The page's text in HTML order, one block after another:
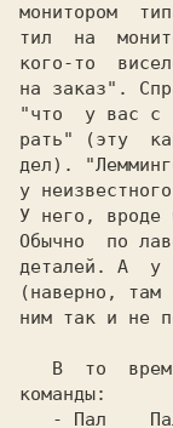
монитором
тил  на
кого-то
на заказ".
"что  у вас с
рать" (эту
дел).
у
У него, вроде
Обычно  по
деталей. А  у
(наверно, там
ним так и не
В  то
команды: